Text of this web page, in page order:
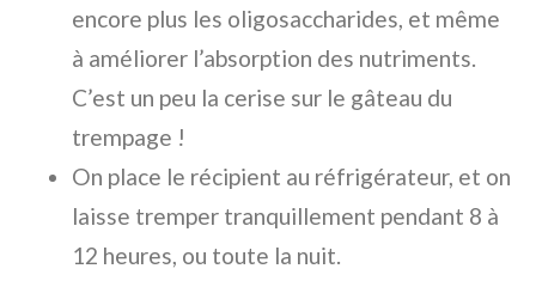
encore plus les oligosaccharides, et même
à améliorer l’absorption des nutriments.
C’est un peu la cerise sur le gâteau du
trempage !
On place le récipient au réfrigérateur, et on
laisse tremper tranquillement pendant 8 à
12 heures, ou toute la nuit.